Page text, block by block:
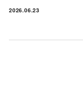
2026.06.23